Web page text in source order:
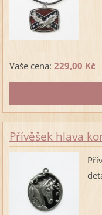
Vaše cena: 229,00 Kč
Přívěšek hlava